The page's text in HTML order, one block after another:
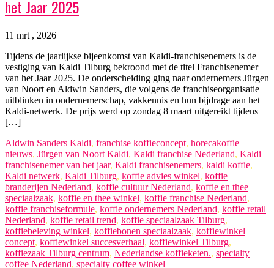
het Jaar 2025
11 mrt , 2026
Tijdens de jaarlijkse bijeenkomst van Kaldi-franchisenemers is de
vestiging van Kaldi Tilburg bekroond met de titel Franchisenemer
van het Jaar 2025. De onderscheiding ging naar ondernemers Jürgen
van Noort en Aldwin Sanders, die volgens de franchiseorganisatie
uitblinken in ondernemerschap, vakkennis en hun bijdrage aan het
Kaldi-netwerk. De prijs werd op zondag 8 maart uitgereikt tijdens
[…]
Aldwin Sanders Kaldi, franchise koffieconcept, horecakoffie
nieuws, Jürgen van Noort Kaldi, Kaldi franchise Nederland, Kaldi
franchisenemer van het jaar, Kaldi franchisenemers, kaldi koffie,
Kaldi netwerk, Kaldi Tilburg, koffie advies winkel, koffie
branderijen Nederland, koffie cultuur Nederland, koffie en thee
speciaalzaak, koffie en thee winkel, koffie franchise Nederland,
koffie franchiseformule, koffie ondernemers Nederland, koffie retail
Nederland, koffie retail trend, koffie speciaalzaak Tilburg,
koffiebeleving winkel, koffiebonen speciaalzaak, koffiewinkel
concept, koffiewinkel succesverhaal, koffiewinkel Tilburg,
koffiezaak Tilburg centrum, Nederlandse koffieketen., specialty
coffee Nederland, specialty coffee winkel